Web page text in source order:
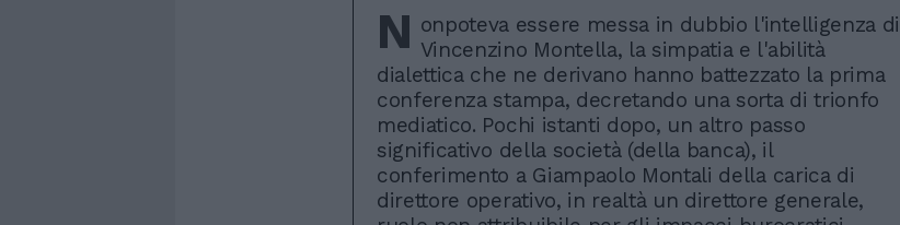
N onpoteva essere messa in dubbio l'intelligenza di
Vincenzino Montella, la simpatia e l'abilità
dialettica che ne derivano hanno battezzato la prima
conferenza stampa, decretando una sorta di trionfo
mediatico. Pochi istanti dopo, un altro passo
significativo della società (della banca), il
conferimento a Giampaolo Montali della carica di
direttore operativo, in realtà un direttore generale,